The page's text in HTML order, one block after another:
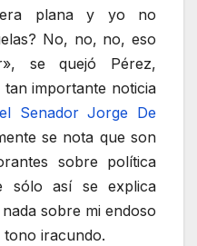
plana y yo no
No, no, no, eso
se quejó Pérez,
importante noticia
Senador Jorge De
se nota que son
sobre política
sólo así se explica
sobre mi endoso
tono iracundo.